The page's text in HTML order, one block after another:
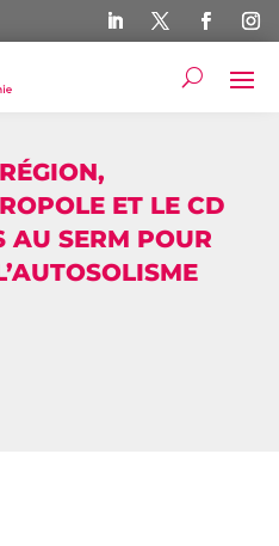
ET LE CD
AU SERM POUR